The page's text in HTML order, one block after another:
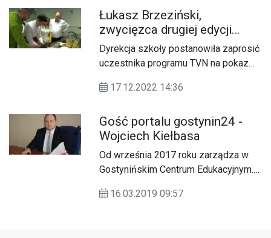
Łukasz Brzeziński,
zwycięzca drugiej edycji
programu telewizyjnego TVN
„Ugotowani” na pokazie
kulinarnym w GCE [VIDEO]
Dyrekcja szkoły postanowiła zaprosić
uczestnika programu TVN na pokaz
okiem gościa, młodzież szkolna w
pierniki.
17.12.2022 14:36
Gość portalu gostynin24 -
Wojciech Kiełbasa
Od września 2017 roku zarządza w
Gostynińskim Centrum Edukacyjnym.
że szkolnictwo zawodowe jest drogą
16.03.2019 09:57